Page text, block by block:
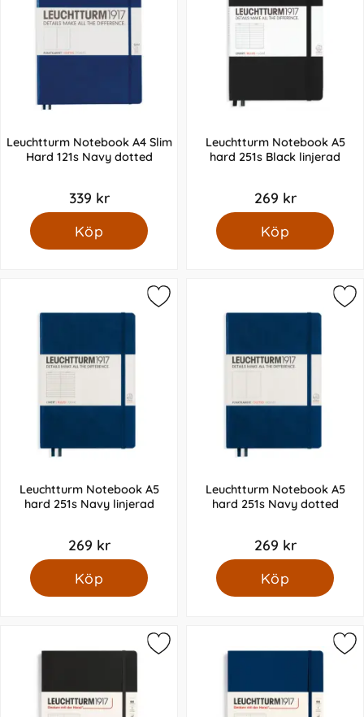
Leuchtturm Notebook A4 Slim
Hard 121s Navy dotted
339 kr
Köp
Leuchtturm Notebook A5
hard 251s Black linjerad
269 kr
Köp
Leuchtturm Notebook A5
hard 251s Navy linjerad
269 kr
Köp
Leuchtturm Notebook A5
hard 251s Navy dotted
269 kr
Köp